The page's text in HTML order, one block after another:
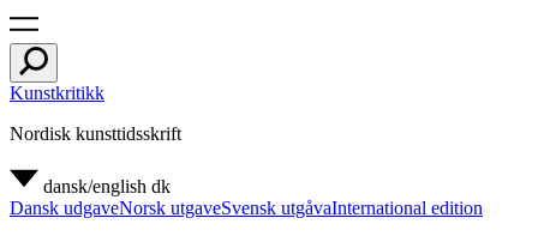
Kunstkritikk
Nordisk kunsttidsskrift
dansk/english dk
Dansk udgaveNorsk utgaveSvensk utgåvaInternational edition